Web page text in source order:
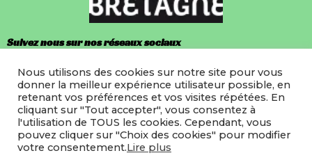
Suivez nous sur nos réseaux sociaux
Facebook
Instagram
©2022 LMRB
Nous utilisons des cookies sur notre site pour vous
donner la meilleur expérience utilisateur possible, en
retenant vos préférences et vos visites répétées. En
cliquant sur "Tout accepter", vous consentez à
l'utilisation de TOUS les cookies. Cependant, vous
pouvez cliquer sur "Choix des cookies" pour modifier
votre consentement.Lire plus